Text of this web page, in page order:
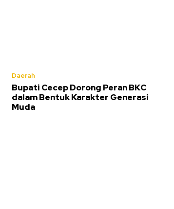
Daerah
Bupati Cecep Dorong Peran BKC
dalam Bentuk Karakter Generasi
Muda